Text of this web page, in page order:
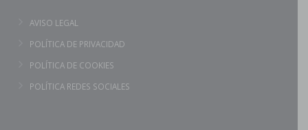
AVISO LEGAL
POLÍTICA DE PRIVACIDAD
POLÍTICA DE COOKIES
POLÍTICA REDES SOCIALES